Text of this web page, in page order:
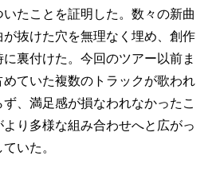
たことを証明した。数々の新曲
が抜けた穴を無理なく埋め、創作
裏付けた。今回のツアー以前ま
ていた複数のトラックが歌われ
、満足感が損なわれなかったこ
り多様な組み合わせへと広がっ
いた。